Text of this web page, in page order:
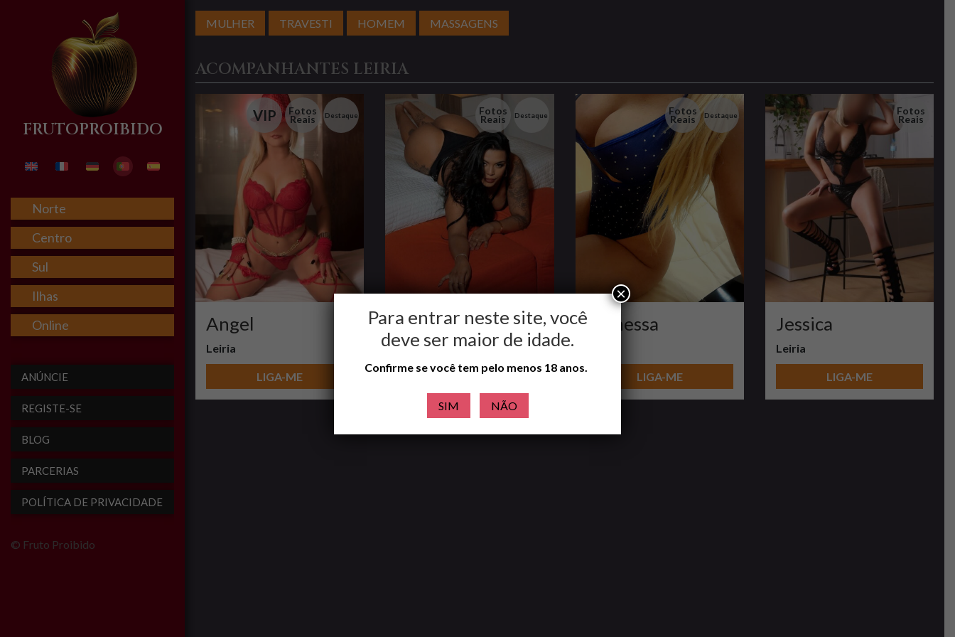
FRUTOPROIBIDO
Norte
Centro
Sul
Ilhas
Online
ANÚNCIE
REGISTE-SE
BLOG
PARCERIAS
POLÍTICA DE PRIVACIDADE
© Fruto Proibido
MULHER TRAVESTI HOMEM MASSAGENS
ACOMPANHANTES LEIRIA
VIP Fotos
Reais Destaque
Angel
Leiria
LIGA-ME
Fotos
Reais Destaque
Zaya
Leiria
LIGA-ME
Fotos
Reais Destaque
Wanessa
LIGA-ME
Fotos
Reais
Jessica
Leiria
LIGA-ME
Para entrar neste site, você
deve ser maior de idade.
Confirme se você tem pelo menos 18 anos.
SIM NÃO
×